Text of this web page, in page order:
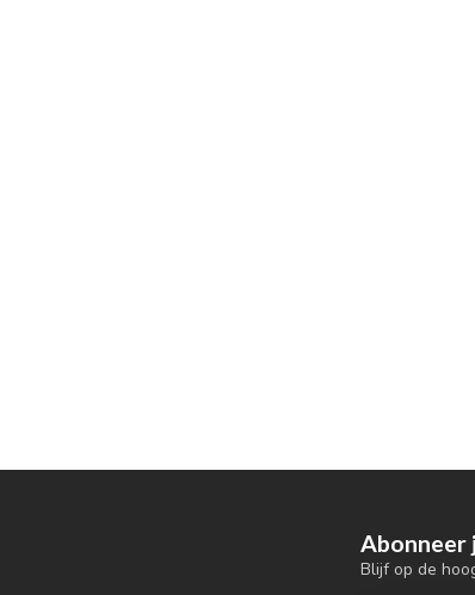
Abonneer
Blijf op de